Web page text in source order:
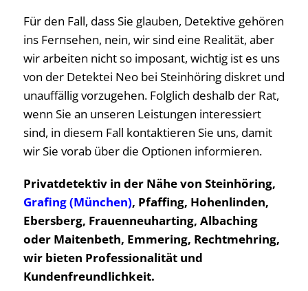
Für den Fall, dass Sie glauben, Detektive gehören
ins Fernsehen, nein, wir sind eine Realität, aber
wir arbeiten nicht so imposant, wichtig ist es uns
von der Detektei Neo bei Steinhöring diskret und
unauffällig vorzugehen. Folglich deshalb der Rat,
wenn Sie an unseren Leistungen interessiert
sind, in diesem Fall kontaktieren Sie uns, damit
wir Sie vorab über die Optionen informieren.
Privatdetektiv in der Nähe von Steinhöring,
Grafing (München), Pfaffing, Hohenlinden,
Ebersberg, Frauenneuharting, Albaching
oder Maitenbeth, Emmering, Rechtmehring,
wir bieten Professionalität und
Kundenfreundlichkeit.